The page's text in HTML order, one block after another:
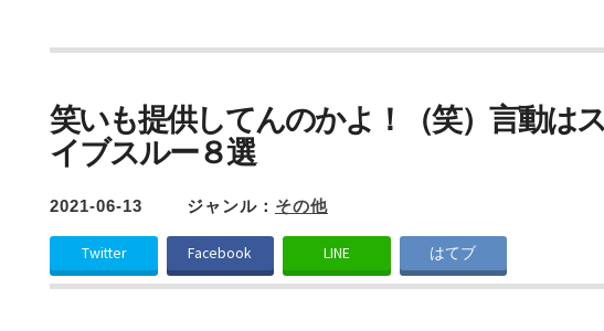
笑いも提供してんのかよ！（笑）言動は
イブスルー８選
2021-06-13 ジャンル： その他
Twitter Facebook LINE はてブ